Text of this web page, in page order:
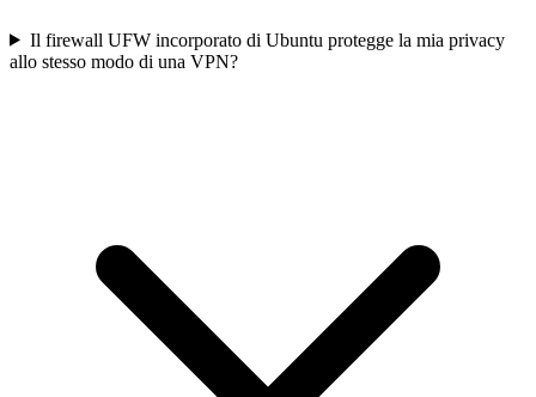
Il firewall UFW incorporato di Ubuntu protegge la mia privacy
allo stesso modo di una VPN?